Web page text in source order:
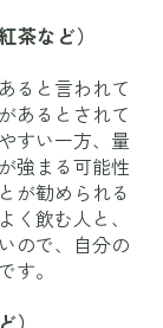
茶など）
ると言われて
あるとされて
すい一方、量
強まる可能性
が勧められる
く飲む人と、
ので、自分の
す。